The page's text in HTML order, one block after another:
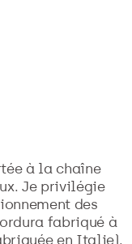
à la chaîne
Je privilégie
des
fabriqué à
en Italie).